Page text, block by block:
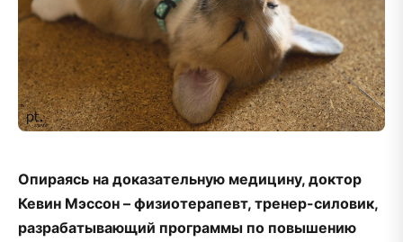
Опираясь на доказательную медицину, доктор
Кевин Мэссон – физиотерапевт, тренер-силовик,
разрабатывающий программы по повышению